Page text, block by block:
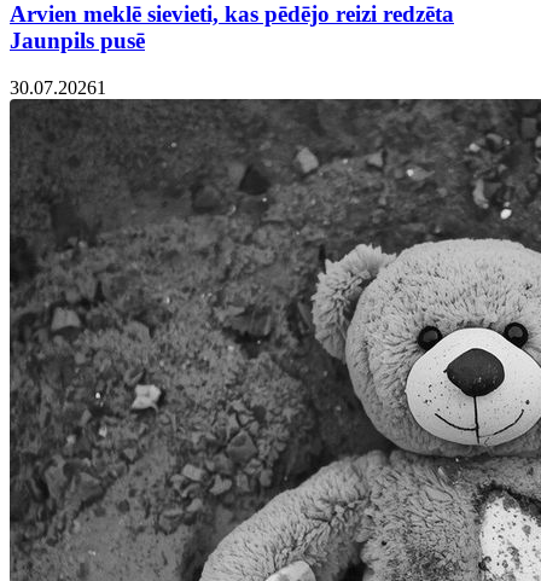
Arvien meklē sievieti, kas pēdējo reizi redzēta
Jaunpils pusē
30.07.20261